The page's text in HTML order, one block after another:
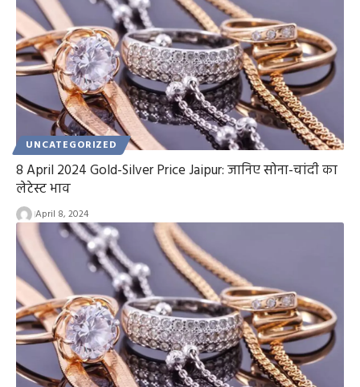
UNCATEGORIZED
8 April 2024 Gold-Silver Price Jaipur: जानिए सोना-चांदी का
लेटेस्ट भाव
April 8, 2024